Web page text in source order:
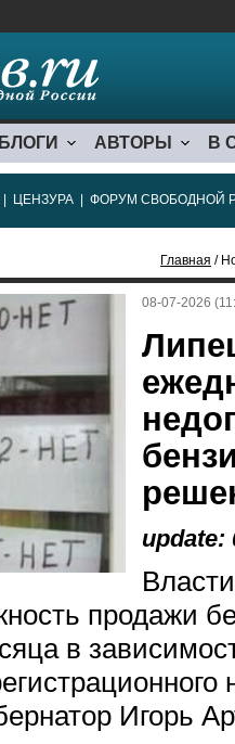
БЛОГИ АВТОРЫ В
ЦЕНЗУРА ФОРУМ СВОБОДНОЙ
Главная /
08-07-2026
update:
продажи
в
Игорь